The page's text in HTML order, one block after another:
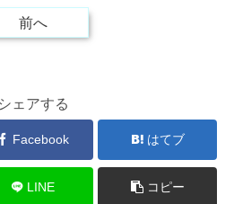
前へ
シェアする
Facebook はてブ
LINE コピー